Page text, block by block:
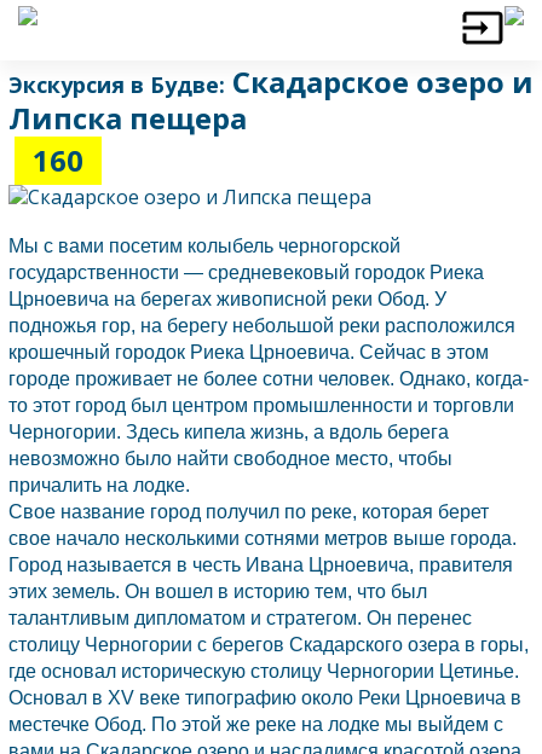
Экскурсия в Будве: Скадарское озеро и
Липска пещера
160
Мы с вами посетим колыбель черногорской
государственности — средневековый городок Риека
Црноевича на берегах живописной реки Обод. У
подножья гор, на берегу небольшой реки расположился
крошечный городок Риека Црноевича. Сейчас в этом
городе проживает не более сотни человек. Однако, когда-
то этот город был центром промышленности и торговли
Черногории. Здесь кипела жизнь, а вдоль берега
невозможно было найти свободное место, чтобы
причалить на лодке.
Свое название город получил по реке, которая берет
свое начало несколькими сотнями метров выше города.
Город называется в честь Ивана Црноевича, правителя
этих земель. Он вошел в историю тем, что был
талантливым дипломатом и стратегом. Он перенес
столицу Черногории с берегов Скадарского озера в горы,
где основал историческую столицу Черногории Цетинье.
Основал в XV веке типографию около Реки Црноевича в
местечке Обод. По этой же реке на лодке мы выйдем с